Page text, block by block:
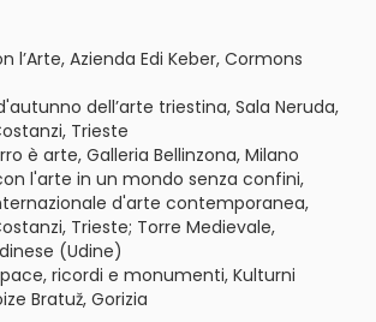
l’Arte, Azienda Edi Keber, Cormons
dell’arte triestina, Sala Neruda,
Trieste
è arte, Galleria Bellinzona, Milano
l'arte in un mondo senza confini,
d'arte contemporanea,
Trieste; Torre Medievale,
(Udine)
ricordi e monumenti, Kulturni
Bratuž, Gorizia